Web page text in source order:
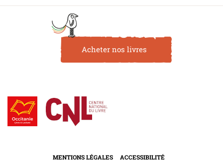
Acheter nos livres
MENTIONS LÉGALES ACCESSIBILITÉ